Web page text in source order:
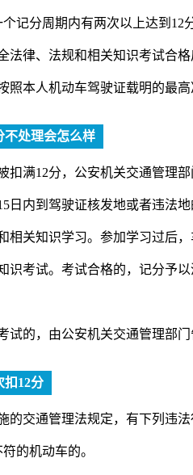
记分周期内有两次以上达到12
法律、法规和相关知识考试合
照本人机动车驾驶证载明的最
不处理会怎么样
扣满12分，公安机关交通管理
日内到驾驶证核发地或者违法
相关知识学习。参加学习过后
识考试。考试合格的，记分予
试的，由公安机关交通管理部
扣12分
的交通管理法规定，有下列违
的机动车的。